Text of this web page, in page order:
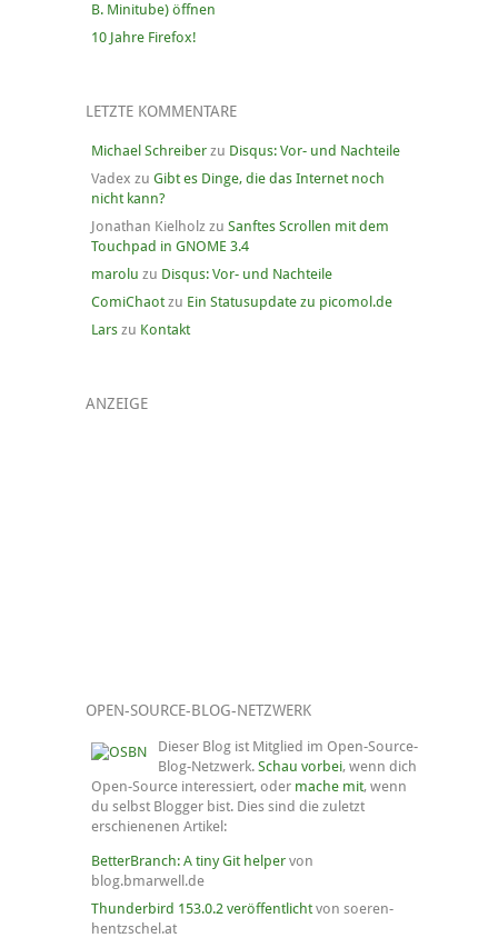
B. Minitube) öffnen
10 Jahre Firefox!
LETZTE KOMMENTARE
Michael Schreiberzu Disqus: Vor- und Nachteile
Vadex zu Gibt es Dinge, die das Internet noch
nicht kann?
Jonathan Kielholz zu Sanftes Scrollen mit dem
Touchpad in GNOME 3.4
marolu zu Disqus: Vor- und Nachteile
ComiChaotzu Ein Statusupdate zu picomol.de
Larszu Kontakt
ANZEIGE
OPEN-SOURCE-BLOG-NETZWERK
Dieser Blog ist Mitglied im Open-Source-
Blog-Netzwerk. Schau vorbei, wenn dich
Open-Source interessiert, oder mache mit, wenn
du selbst Blogger bist. Dies sind die zuletzt
erschienenen Artikel:
BetterBranch: A tiny Git helpervon
blog.bmarwell.de
Thunderbird 153.0.2 veröffentlichtvon soeren-
hentzschel.at